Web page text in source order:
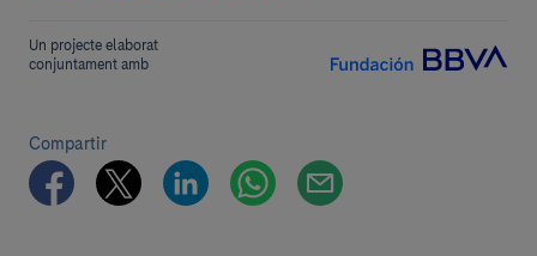
Un projecte elaborat
conjuntament amb
Compartir